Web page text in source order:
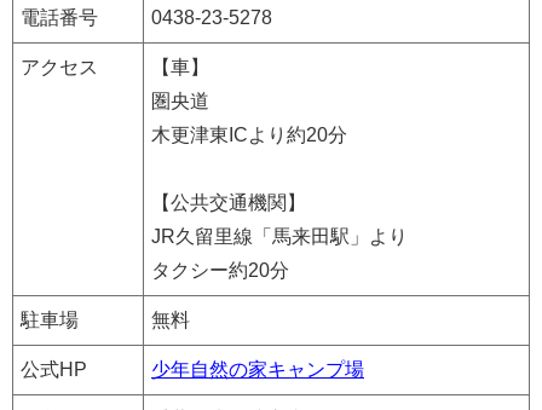
電話番号 0438-23-5278
アクセス
【車】
圏央道
木更津東ICより約20分
【公共交通機関】
JR久留里線「馬来田駅」より
タクシー約20分
駐車場 無料
公式HP 少年自然の家キャンプ場